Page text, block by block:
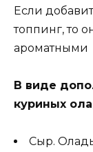
Если
топпинг, то
ароматными
В виде
куриных
Сыр.